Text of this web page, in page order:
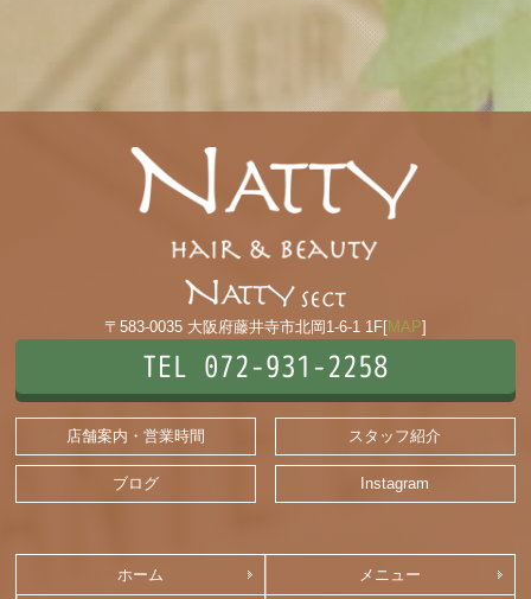
〒583-0035 大阪府藤井寺市北岡1-6-1 1F[MAP]
TEL 072-931-2258
店舗案内・営業時間 スタッフ紹介
ブログ Instagram
ホーム メニュー